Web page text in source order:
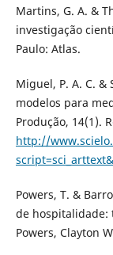
Martins, G. A. &
investigação
Paulo: Atlas.
Miguel, P. A. C. &
modelos para
Produção, 14(1).
http://
Powers, T. &
de hospitalidade:
Powers, Clayton